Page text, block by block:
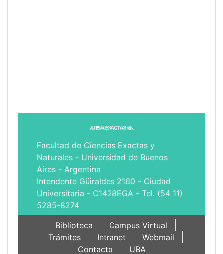
Facultad de Ciencias Exactas y
Naturales - Universidad de Buenos
Aires - Argentina
Intendente Güiraldes 2160 - Ciudad
Universitaria - C1428EGA - Tel. (54 11)
5285-8274
Biblioteca
Campus Virtual
Trámites
Intranet
Webmail
Contacto
UBA